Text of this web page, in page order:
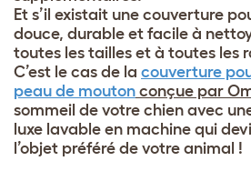
Et s’il existait une couverture
douce, durable et facile à
toutes les tailles et à toutes les
C’est le cas de la couverture
peau de mouton conçue par
sommeil de votre chien avec
luxe lavable en machine qui
l’objet préféré de votre animal !